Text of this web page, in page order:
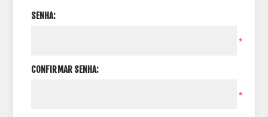
SENHA:
*
CONFIRMAR SENHA:
*